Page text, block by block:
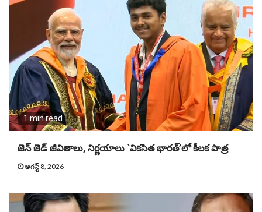
1 min read
జెన్ జెడ్ జీవితాలు, నిర్ణయాలు `వికసిత భారత్’లో కీలక పాత్ర
ఆగస్ట్ 8, 2026